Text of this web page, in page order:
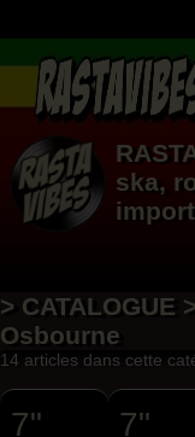
ska,
> CATALOGUE
Osbourne
14 articles dans cette
7" 7"